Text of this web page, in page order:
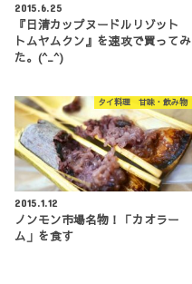
2015.6.25
『日清カップヌードルリゾット
トムヤムクン』を速攻で買ってみ
た。(^_^)
タイ料理 甘味・飲み物
2015.1.12
ノンモン市場名物！「カオラー
ム」を食す